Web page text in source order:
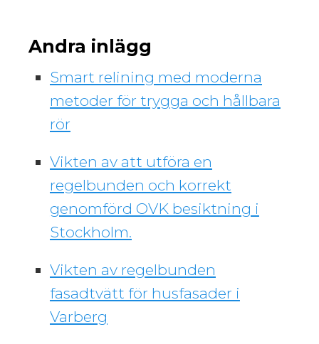
Andra inlägg
Smart relining med moderna
metoder för trygga och hållbara
rör
Vikten av att utföra en
regelbunden och korrekt
genomförd OVK besiktning i
Stockholm.
Vikten av regelbunden
fasadtvätt för husfasader i
Varberg